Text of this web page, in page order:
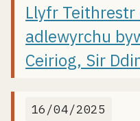
Llyfr Teithrestr
adlewyrchu
Ceiriog, Sir
16/04/2025